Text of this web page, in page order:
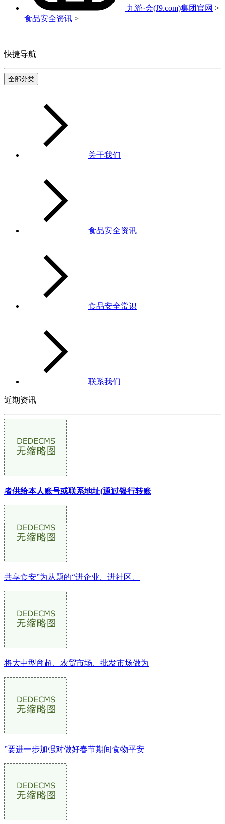
九游·会(J9.com)集团官网 >
食品安全资讯 >
快捷导航
全部分类
关于我们
食品安全资讯
食品安全常识
联系我们
近期资讯
者供给本人账号或联系地址(通过银行转账
共享食安”为从题的“进企业、进社区、
将大中型商超、农贸市场、批发市场做为
”要进一步加强对做好春节期间食物平安